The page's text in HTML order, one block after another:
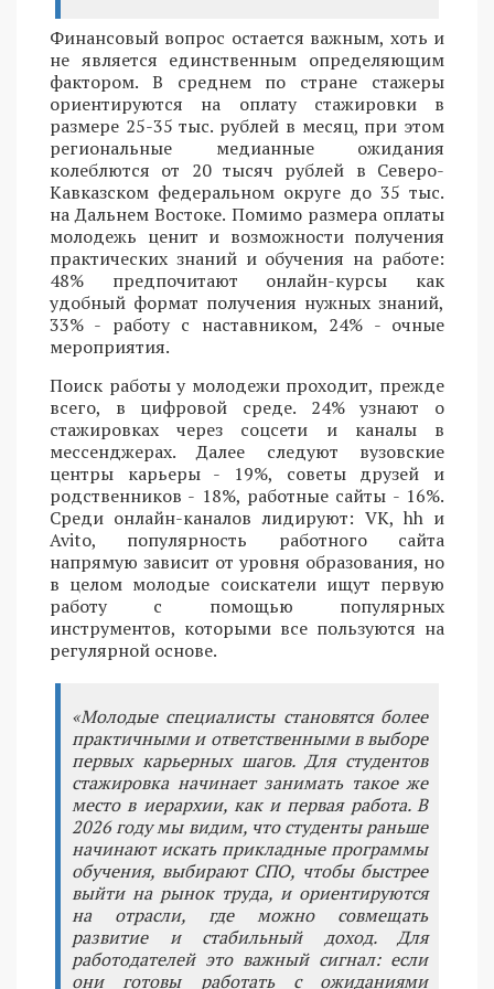
Финансовый вопрос остается важным, хоть и
не является единственным определяющим
фактором. В среднем по стране стажеры
ориентируются на оплату стажировки в
размере 25-35 тыс. рублей в месяц, при этом
региональные медианные ожидания
колеблются от 20 тысяч рублей в Северо-
Кавказском федеральном округе до 35 тыс.
на Дальнем Востоке. Помимо размера оплаты
молодежь ценит и возможности получения
практических знаний и обучения на работе:
48% предпочитают онлайн-курсы как
удобный формат получения нужных знаний,
33% - работу с наставником, 24% - очные
мероприятия.
Поиск работы у молодежи проходит, прежде
всего, в цифровой среде. 24% узнают о
стажировках через соцсети и каналы в
мессенджерах. Далее следуют вузовские
центры карьеры - 19%, советы друзей и
родственников - 18%, работные сайты - 16%.
Среди онлайн-каналов лидируют: VK, hh и
Avito, популярность работного сайта
напрямую зависит от уровня образования, но
в целом молодые соискатели ищут первую
работу с помощью популярных
инструментов, которыми все пользуются на
регулярной основе.
«Молодые специалисты становятся более
практичными и ответственными в выборе
первых карьерных шагов. Для студентов
стажировка начинает занимать такое же
место в иерархии, как и первая работа. В
2026 году мы видим, что студенты раньше
начинают искать прикладные программы
обучения, выбирают СПО, чтобы быстрее
выйти на рынок труда, и ориентируются
на отрасли, где можно совмещать
развитие и стабильный доход. Для
работодателей это важный сигнал: если
они готовы работать с ожиданиями